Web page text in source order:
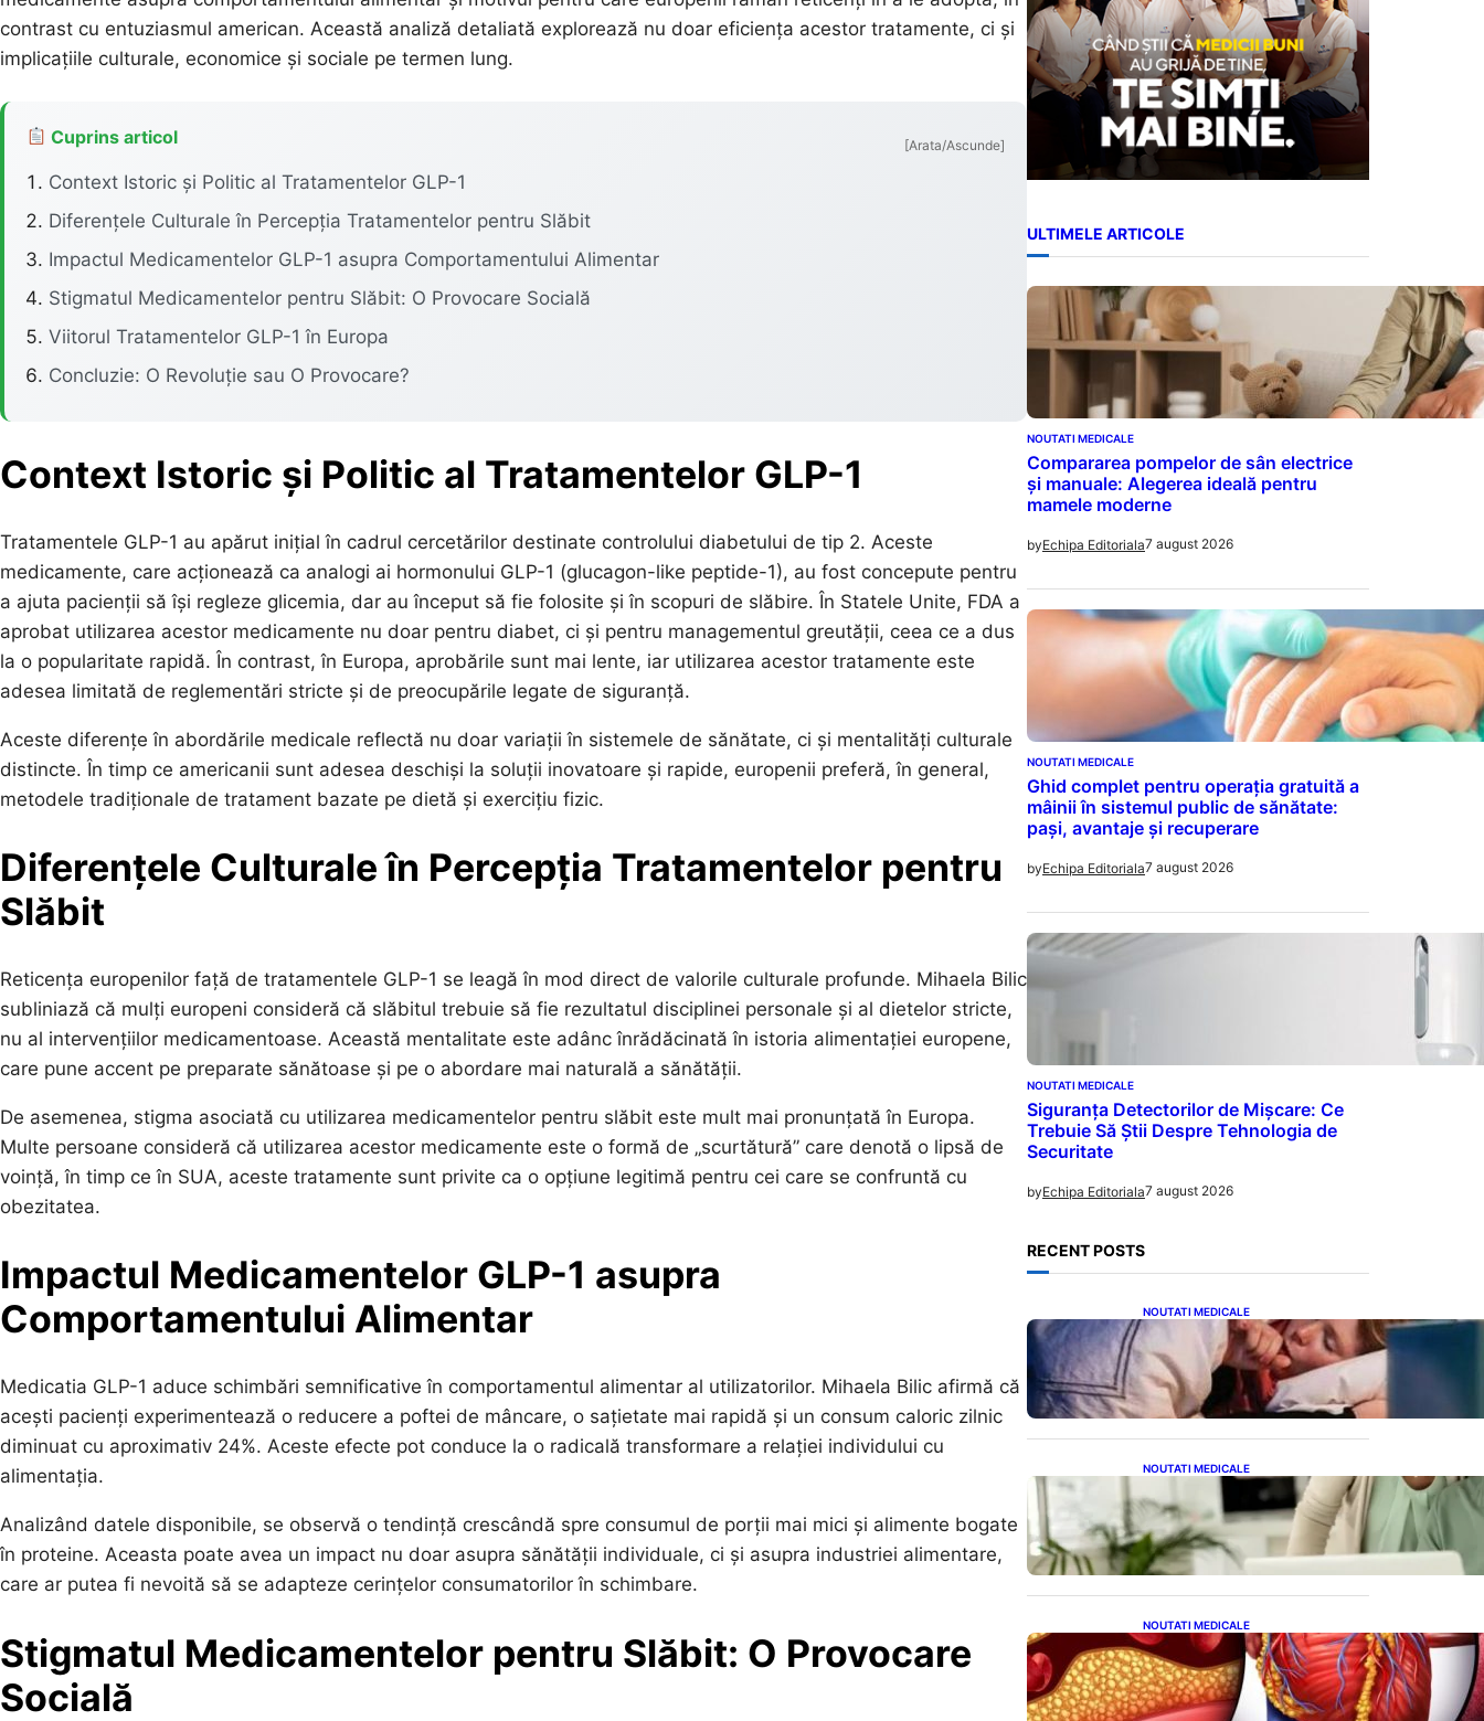
contrast cu entuziasmul american. Această analiză detaliată explorează nu doar eficiența acestor tratamente, ci și
implicațiile culturale, economice și sociale pe termen lung.
Cuprins articol [Arata/Ascunde]
Context Istoric și Politic al Tratamentelor GLP-1
Diferențele Culturale în Percepția Tratamentelor pentru Slăbit
Impactul Medicamentelor GLP-1 asupra Comportamentului Alimentar
Stigmatul Medicamentelor pentru Slăbit: O Provocare Socială
Viitorul Tratamentelor GLP-1 în Europa
Concluzie: O Revoluție sau O Provocare?
Context Istoric și Politic al Tratamentelor GLP-1
Tratamentele GLP-1 au apărut inițial în cadrul cercetărilor destinate controlului diabetului de tip 2. Aceste
medicamente, care acționează ca analogi ai hormonului GLP-1 (glucagon-like peptide-1), au fost concepute pentru
a ajuta pacienții să își regleze glicemia, dar au început să fie folosite și în scopuri de slăbire. În Statele Unite, FDA a
aprobat utilizarea acestor medicamente nu doar pentru diabet, ci și pentru managementul greutății, ceea ce a dus
la o popularitate rapidă. În contrast, în Europa, aprobările sunt mai lente, iar utilizarea acestor tratamente este
adesea limitată de reglementări stricte și de preocupările legate de siguranță.
Aceste diferențe în abordările medicale reflectă nu doar variații în sistemele de sănătate, ci și mentalități culturale
distincte. În timp ce americanii sunt adesea deschiși la soluții inovatoare și rapide, europenii preferă, în general,
metodele tradiționale de tratament bazate pe dietă și exercițiu fizic.
Diferențele Culturale în Percepția Tratamentelor pentru
Slăbit
Reticența europenilor față de tratamentele GLP-1 se leagă în mod direct de valorile culturale profunde. Mihaela Bilic
subliniază că mulți europeni consideră că slăbitul trebuie să fie rezultatul disciplinei personale și al dietelor stricte,
nu al intervențiilor medicamentoase. Această mentalitate este adânc înrădăcinată în istoria alimentației europene,
care pune accent pe preparate sănătoase și pe o abordare mai naturală a sănătății.
De asemenea, stigma asociată cu utilizarea medicamentelor pentru slăbit este mult mai pronunțată în Europa.
Multe persoane consideră că utilizarea acestor medicamente este o formă de „scurtătură” care denotă o lipsă de
voință, în timp ce în SUA, aceste tratamente sunt privite ca o opțiune legitimă pentru cei care se confruntă cu
obezitatea.
Impactul Medicamentelor GLP-1 asupra
Comportamentului Alimentar
Medicatia GLP-1 aduce schimbări semnificative în comportamentul alimentar al utilizatorilor. Mihaela Bilic afirmă că
acești pacienți experimentează o reducere a poftei de mâncare, o sațietate mai rapidă și un consum caloric zilnic
diminuat cu aproximativ 24%. Aceste efecte pot conduce la o radicală transformare a relației individului cu
alimentația.
Analizând datele disponibile, se observă o tendință crescândă spre consumul de porții mai mici și alimente bogate
în proteine. Aceasta poate avea un impact nu doar asupra sănătății individuale, ci și asupra industriei alimentare,
care ar putea fi nevoită să se adapteze cerințelor consumatorilor în schimbare.
Stigmatul Medicamentelor pentru Slăbit: O Provocare
Socială
ULTIMELE ARTICOLE
NOUTATI MEDICALE
Compararea pompelor de sân electrice
și manuale: Alegerea ideală pentru
mamele moderne
byEchipa Editoriala7 august 2026
NOUTATI MEDICALE
Ghid complet pentru operația gratuită a
mâinii în sistemul public de sănătate:
pași, avantaje și recuperare
byEchipa Editoriala7 august 2026
NOUTATI MEDICALE
Siguranța Detectorilor de Mișcare: Ce
Trebuie Să Știi Despre Tehnologia de
Securitate
byEchipa Editoriala7 august 2026
RECENT POSTS
NOUTATI MEDICALE
Tusea seacă nocturnă:
Semnale importante despre
sănătatea inimii tale
NOUTATI MEDICALE
Sprijin financiar pentru
pensionari: Ce înseamnă
ajutoarele de până la 500
de lei în 2026
NOUTATI MEDICALE
Descoperirea revoluționară:
Afereza terapeutică, un
posibil aliat în eliminarea
microplasticelor din sânge